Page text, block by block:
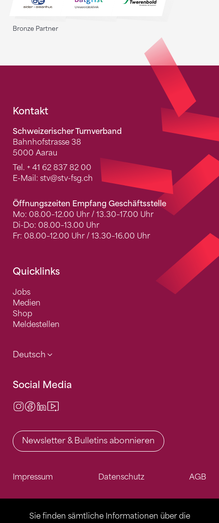
Sie finden sämtliche Informationen über die
Bronze Partner
Fusszeile
Kontakt
Schweizerischer Turnverband
Bahnhofstrasse 38
5000 Aarau
Tel. + 41 62 837 82 00
E-Mail: stv@stv-fsg.ch
Öffnungszeiten Empfang Geschäftsstelle
Mo: 08.00–12.00 Uhr / 13.30–17.00 Uhr
Di-Do: 08.00–13.00 Uhr
Fr: 08.00–12.00 Uhr / 13.30–16.00 Uhr
Quicklinks
Jobs
Medien
Shop
Meldestellen
Deutsch
Social Media
Instagram
Facebook
LinkedIn
Newsletter & Bulletins abonnieren
Impressum Datenschutz AGB